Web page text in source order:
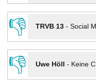
👎
TRVB 13- Social
👎
Uwe Höll - Keine